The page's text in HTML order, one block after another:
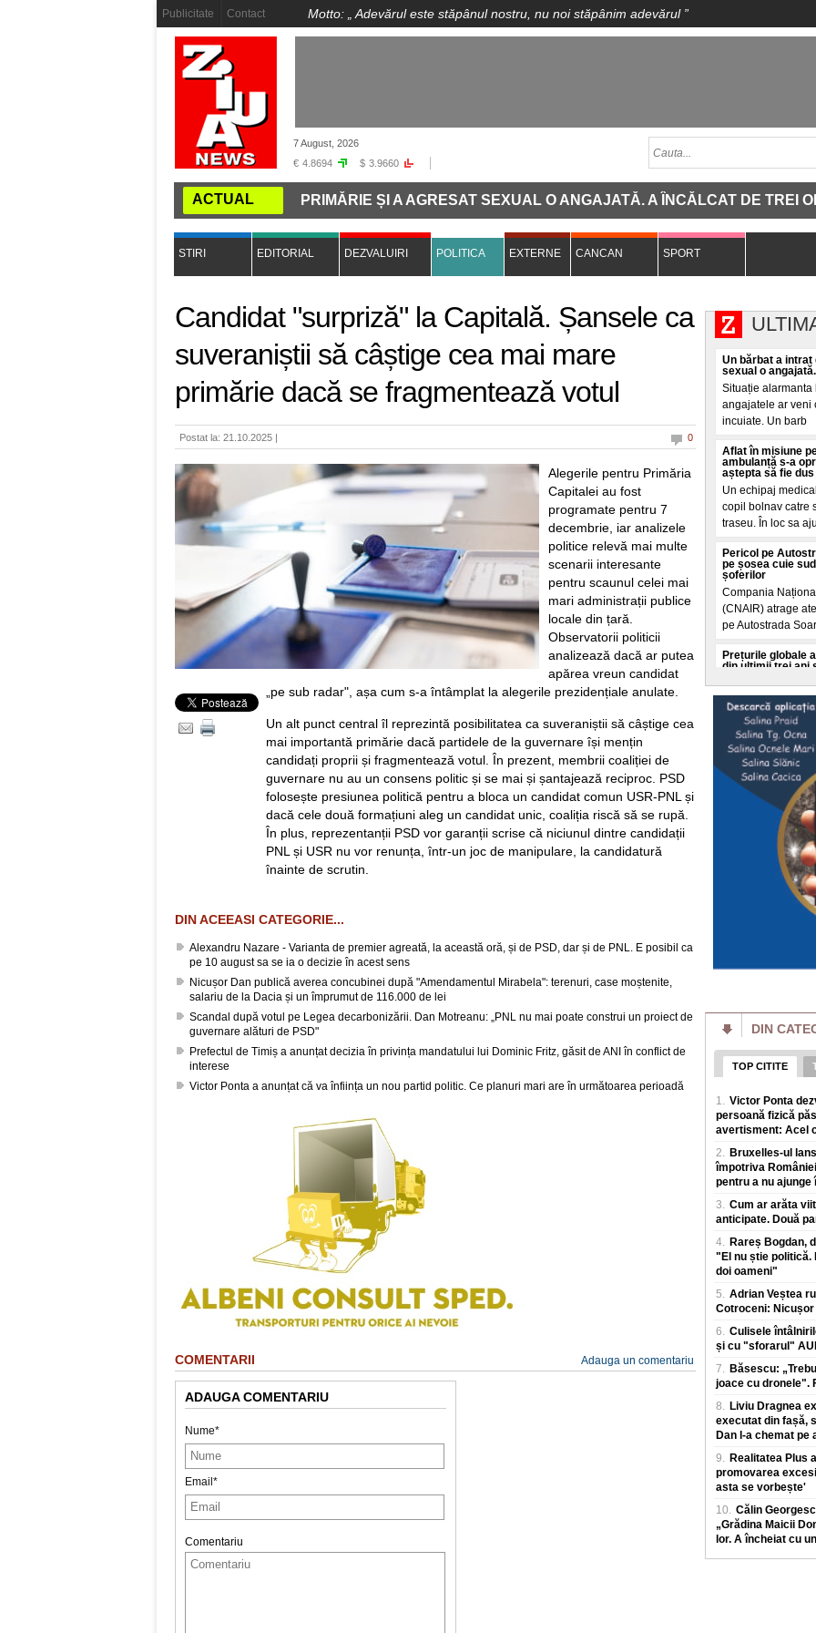
Publicitate Contact Motto: „ Adevărul este stăpânul nostru, nu noi stăpânim adevărul”
7 August, 2026
€ 4.8694 $ 3.9660
ACTUAL
A INTRAT GOL-PUȘCĂ ÎNTR-O PRIMĂRIE ȘI A AGRESAT SEXUAL O ANGAJATĂ. A ÎNCĂLCAT DE TREI ORI
STIRI EDITORIAL DEZVALUIRI POLITICA EXTERNE CANCAN SPORT
Candidat "surpriză" la Capitală. Șansele ca
suveraniștii să câștige cea mai mare
primărie dacă se fragmentează votul
Postat la: 21.10.2025 | 0
Alegerile pentru Primăria
Capitalei au fost
programate pentru 7
decembrie, iar analizele
politice relevă mai multe
scenarii interesante
pentru scaunul celei mai
mari administrații publice
locale din țară.
Observatorii politicii
analizează dacă ar putea
apărea vreun candidat
„pe sub radar", așa cum s-a întâmplat la alegerile prezidențiale anulate.
Un alt punct central îl reprezintă posibilitatea ca suveraniștii să câștige cea
mai importantă primărie dacă partidele de la guvernare își mențin
candidați proprii și fragmentează votul. În prezent, membrii coaliției de
guvernare nu au un consens politic și se mai și șantajează reciproc. PSD
folosește presiunea politică pentru a bloca un candidat comun USR-PNL și
dacă cele două formațiuni aleg un candidat unic, coaliția riscă să se rupă.
În plus, reprezentanții PSD vor garanții scrise că niciunul dintre candidații
PNL și USR nu vor renunța, într-un joc de manipulare, la candidatură
înainte de scrutin.
DIN ACEEASI CATEGORIE...
Alexandru Nazare - Varianta de premier agreată, la această oră, și de PSD, dar și de PNL. E posibil ca
pe 10 august sa se ia o decizie în acest sens
Nicușor Dan publică averea concubinei după "Amendamentul Mirabela": terenuri, case moștenite,
salariu de la Dacia și un împrumut de 116.000 de lei
Scandal după votul pe Legea decarbonizării. Dan Motreanu: „PNL nu mai poate construi un proiect de
guvernare alături de PSD"
Prefectul de Timiș a anunțat decizia în privința mandatului lui Dominic Fritz, găsit de ANI în conflict de
interese
Victor Ponta a anunțat că va înființa un nou partid politic. Ce planuri mari are în următoarea perioadă
COMENTARII Adauga un comentariu
ADAUGA COMENTARIU
Nume*
Email*
Comentariu
Un bărbat a
sexual o
Situație alarmanta
angajatele ar veni
incuiate. Un barb
Aflat în misiune
ambulanță s-a
aștepta să fie dus
Un echipaj
copil bolnav catre
traseu. În loc sa
Pericol pe
pe șosea cuie
șoferilor
Compania
(CNAIR) atrage
pe Autostrada
Prețurile globale
din ultimii trei ani
Indicele ONU
timp ce
și cresc prețurile.
Încă un motiv
primele virusuri
extinția speciei
Oamenii de
data inteligența
in natura, o
Calul orb care
concurează
alfabetului Braille
Un cal care și-a
la competiții
care concureaza
Elon Musk vrea
ce companie a
iar planul nu se
Inteligența
avertizează:
ei"
Experții in
accelerata a
autoritaților de a o
Selly a intrat în
doborât de
Un nou record
litoralul
online intr-un
DIN
TOP CITITE
1. Victor Ponta
persoană fizică
avertisment: Acel
2. Bruxelles-ul
împotriva
pentru a nu
3. Cum ar arăta
anticipate. Două
4. Rareș Bogdan,
"El nu știe politică.
doi oameni"
5. Adrian Veștea
Cotroceni: Nicușor
6. Culisele
și cu "sforarul"
7. Băsescu:
joace cu dronele".
8. Liviu Dragnea
executat din fașă,
Dan l-a chemat pe
9. Realitatea Plus
promovarea
asta se vorbește'
10. Călin
„Grădina Maicii
lor. A încheiat cu